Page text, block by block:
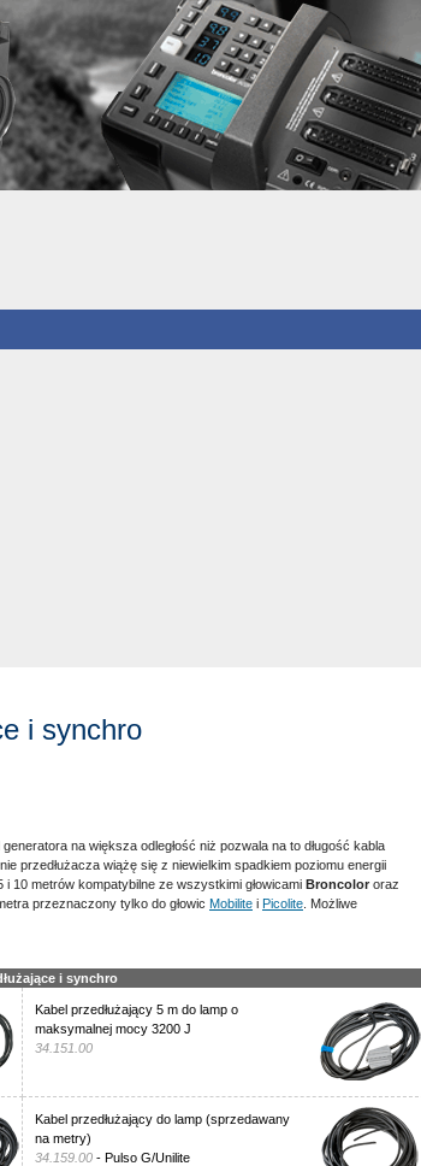
i synchro
na większa odległość niż pozwala na to długość kabla
przedłużacza wiążę się z niewielkim spadkiem poziomu energii
i 10 metrów kompatybilne ze wszystkimi głowicami Broncolor oraz
przeznaczony tylko do głowic Mobilite i Picolite . Możliwe
i synchro
Kabel przedłużający 5 m do lamp o
maksymalnej mocy 3200 J
34.151.00
Kabel przedłużający do lamp (sprzedawany
na metry)
34.159.00 - Pulso G/Unilite